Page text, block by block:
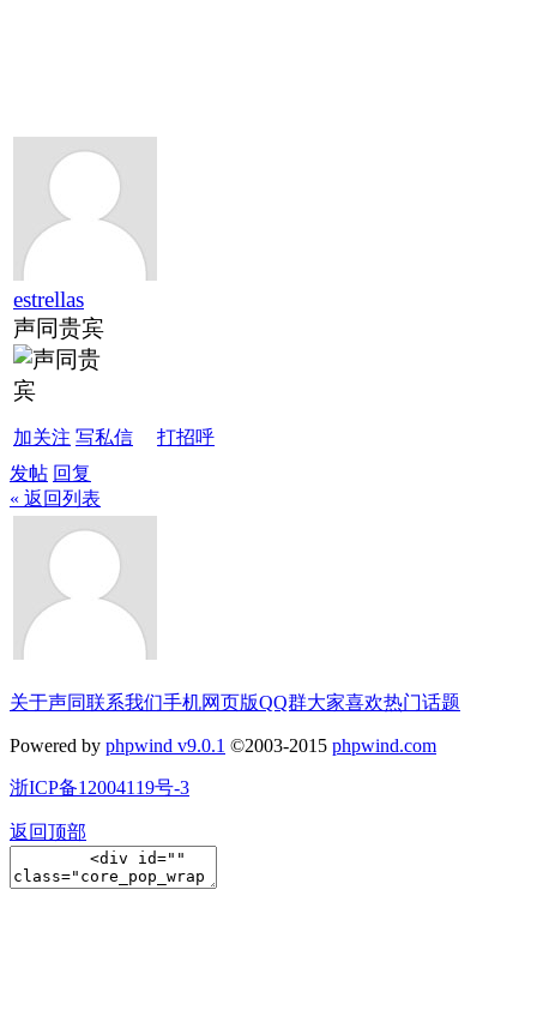
estrellas
声同贵宾
加关注 写私信
打招呼
发帖 回复
« 返回列表
关于声同联系我们手机网页版QQ群大家喜欢热门话题
Powered by phpwind v9.0.1 ©2003-2015 phpwind.com
浙ICP备12004119号-3
返回顶部